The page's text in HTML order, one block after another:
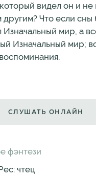
видел он и
Что если
мир, а
Изначальный мир;
СЛУШАТЬ ОНЛАЙН
фэнтези
чтец